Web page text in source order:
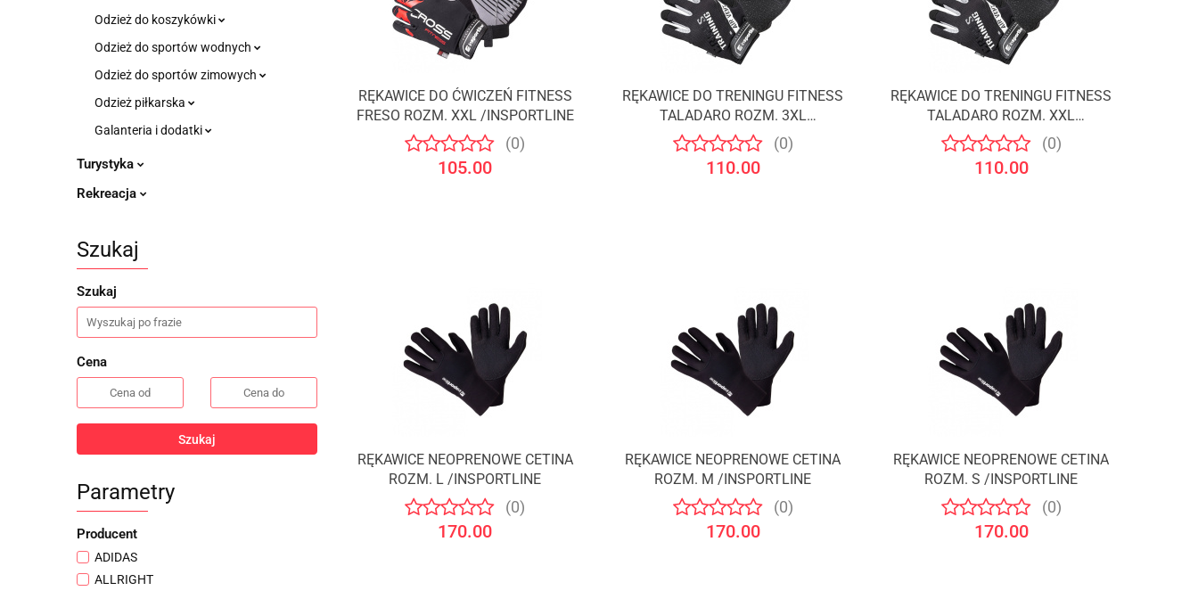
Odzież do koszykówki
Odzież do sportów wodnych
Odzież do sportów zimowych
Odzież piłkarska
Galanteria i dodatki
Turystyka
Rekreacja
Szukaj
Szukaj
Cena
Szukaj
Parametry
Producent
ADIDAS
ALLRIGHT
RĘKAWICE DO ĆWICZEŃ FITNESS
FRESO ROZM. XXL /INSPORTLINE
(0)
105.00
RĘKAWICE DO TRENINGU FITNESS
TALADARO ROZM. 3XL
/INSPORTLINE(0)
110.00
RĘKAWICE DO TRENINGU FITNESS
TALADARO ROZM. XXL
/INSPORTLINE(0)
110.00
RĘKAWICE NEOPRENOWE CETINA
ROZM. L /INSPORTLINE
(0)
170.00
RĘKAWICE NEOPRENOWE CETINA
ROZM. M /INSPORTLINE
(0)
170.00
RĘKAWICE NEOPRENOWE CETINA
ROZM. S /INSPORTLINE
(0)
170.00